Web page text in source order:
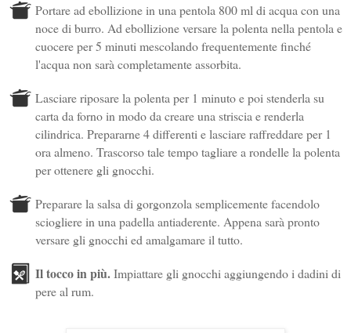
Portare ad ebollizione in una pentola 800 ml di acqua con una
noce di burro. Ad ebollizione versare la polenta nella pentola e
cuocere per 5 minuti mescolando frequentemente finché
l'acqua non sarà completamente assorbita.
Lasciare riposare la polenta per 1 minuto e poi stenderla su
carta da forno in modo da creare una striscia e renderla
cilindrica. Prepararne 4 differenti e lasciare raffreddare per 1
ora almeno. Trascorso tale tempo tagliare a rondelle la polenta
per ottenere gli gnocchi.
Preparare la salsa di gorgonzola semplicemente facendolo
sciogliere in una padella antiaderente. Appena sarà pronto
versare gli gnocchi ed amalgamare il tutto.
Il tocco in più.Impiattare gli gnocchi aggiungendo i dadini di
pere al rum.